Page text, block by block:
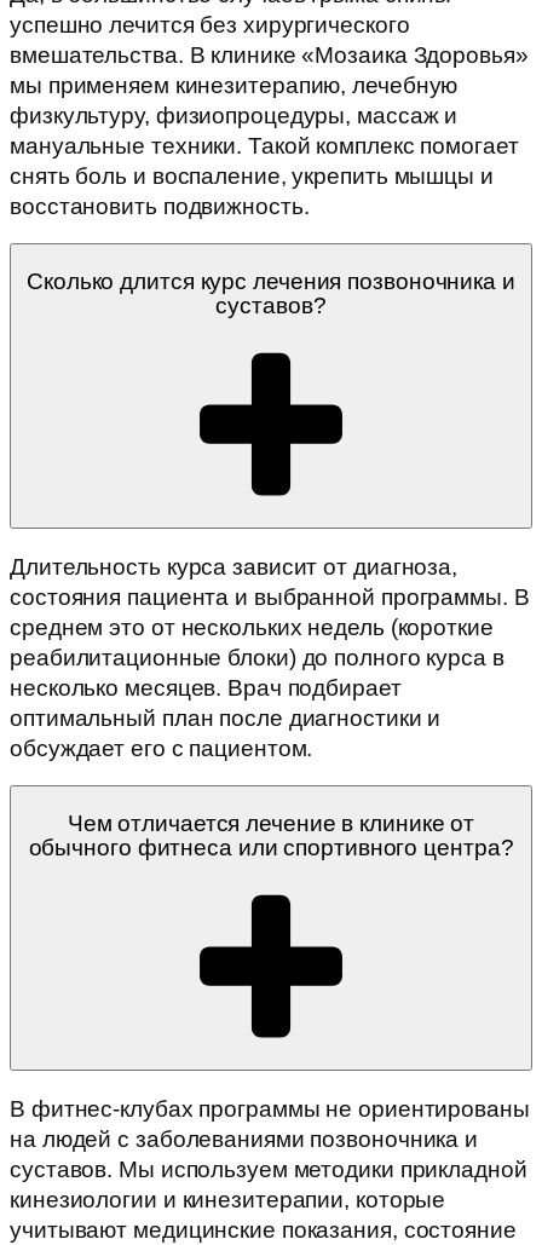
успешно лечится без хирургического
вмешательства. В клинике «Мозаика Здоровья»
мы применяем кинезитерапию, лечебную
физкультуру, физиопроцедуры, массаж и
мануальные техники. Такой комплекс помогает
снять боль и воспаление, укрепить мышцы и
восстановить подвижность.
Сколько длится курс лечения позвоночника и
суставов?
Длительность курса зависит от диагноза,
состояния пациента и выбранной программы. В
среднем это от нескольких недель (короткие
реабилитационные блоки) до полного курса в
несколько месяцев. Врач подбирает
оптимальный план после диагностики и
обсуждает его с пациентом.
Чем отличается лечение в клинике от
обычного фитнеса или спортивного центра?
В фитнес-клубах программы не ориентированы
на людей с заболеваниями позвоночника и
суставов. Мы используем методики прикладной
кинезиологии и кинезитерапии, которые
учитывают медицинские показания, состояние